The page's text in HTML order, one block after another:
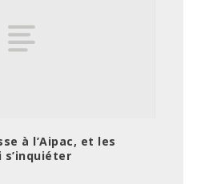
à l’Aipac, et les
s’inquiéter